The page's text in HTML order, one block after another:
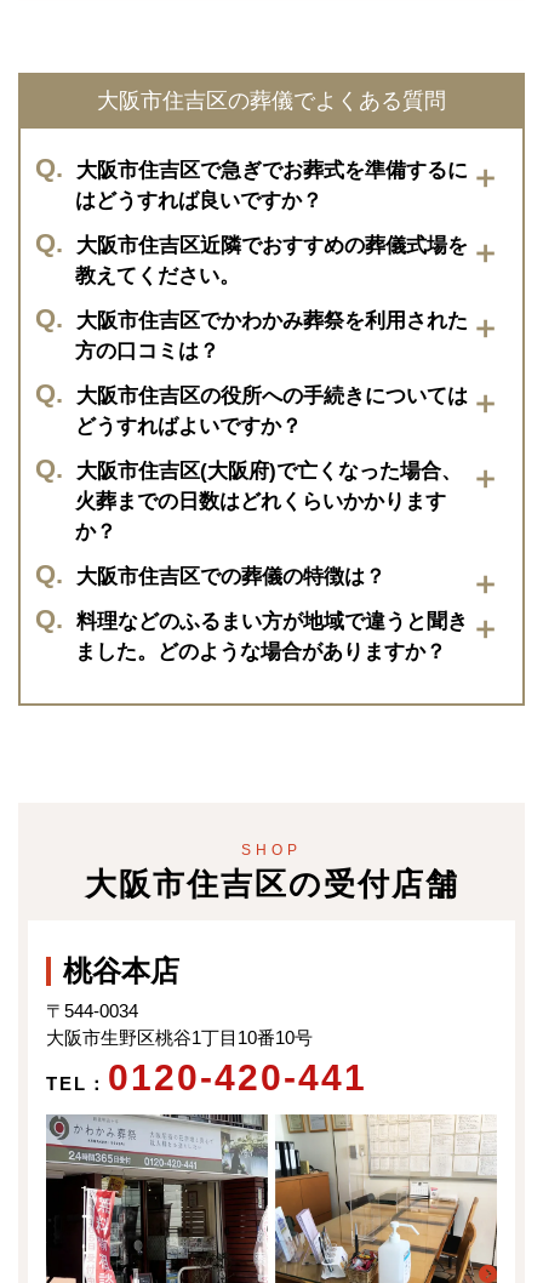
大阪市住吉区の葬儀でよくある質問
大阪市住吉区で急ぎでお葬式を準備するに
はどうすれば良いですか？
大阪市住吉区でお葬式をお急ぎの方
は、まずはフリーコール 0120-420-44
年中無休で対応いたしております。お
葬式は、万一の際の初動がとても大切
です。かわかみ葬祭では24時間365日
を行なっており、大阪市住吉区および
近隣地域にてお迎え・ご安置・故人さ
まのお身体の保全をさせていただきま
す。ご相談、ご搬送のみの対応もさせ
つでもご連絡をください。
大阪市住吉区近隣でおすすめの葬儀式場を
教えてください。
大阪市住吉区近隣のおすすめ葬儀式場
は、月江院会館（住吉区）、家族葬お
家族葬おくりみ勝山（大阪市生野
区）、おわかれながや（大阪市生野
区）、大阪市各公営斎場併設式場な
ど、その他ご希望に合わせた式場を20
大阪市住吉区のおすすめ式場を見る
大阪市住吉区でかわかみ葬祭を利用された
方の口コミは？
実際にかわかみ葬祭にご依頼をくださ
いましたお客様の声をすべて掲載して
下をご覧ください。
大阪市住吉区でかわかみ葬祭にご依頼
大阪市住吉区の役所への手続きについては
どうすればよいですか？
先ず初めに死亡届を提出し火葬許可証
を取得することで火葬を行うことがで
は火葬が済んだ後、埋葬許可証として
ご遺族へ返却されます。納骨の際に必
要な書類になりますので大切に保管し
続きの進め方につきましてはアフター
大阪市住吉区(大阪府)で亡くなった場合、
火葬までの日数はどれくらいかかります
か？
大阪府下、大阪市内と地域によっても
れた日から平均して3～４日後に葬儀
（火葬）を行うケースが多いようで
葬おくりみ勝山（大阪市生野区）、銀
山寺会館（大阪市天王寺区）、日想院
案内できます。
大阪市住吉区での葬儀の特徴は？
大阪市住吉区での葬儀の特徴は、大阪
府下の一般的な風習と同じく、仏式の
が多いのが特徴です。また各宗旨の本
壺）と胴骨（5寸ほどのお墓への納骨
用）の2つを用意することが風習とし
へ納骨の際も、骨壺をそのまま納める
のではなく、お骨を骨壺から出して骨
袋に入れて納骨することが多いため、
骨壺は色や柄の付いたものよりも白い
ものを選ばれる傾向にあります。
料理などのふるまい方が地域で違うと聞き
ました。どのような場合がありますか？
ることも昔は風習としてありました。
また近年の傾向として、お香典を辞退
されるケースが多いというのも大阪の
えから収骨に至るまで、地域性で大き
治10年のかわかみ葬祭では、昔ながら
バイスいたします。
SHOP
大阪市住吉区の受付店舗
桃谷本店
〒544-0034
大阪市生野区桃谷1丁目10番10号
TEL： 0120-420-441